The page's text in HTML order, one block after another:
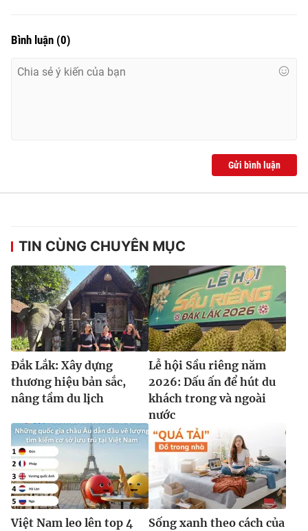
Bình luận (0)
Gửi bình luận
TIN CÙNG CHUYÊN MỤC
Đắk Lắk: Xây dựng
thương hiệu bản sắc,
nâng tầm du lịch
Lễ hội Sầu riêng năm
2026: Dấu ấn để hút du
khách trong và ngoài
nước
Việt Nam leo lên top 4
Sống xanh theo cách của